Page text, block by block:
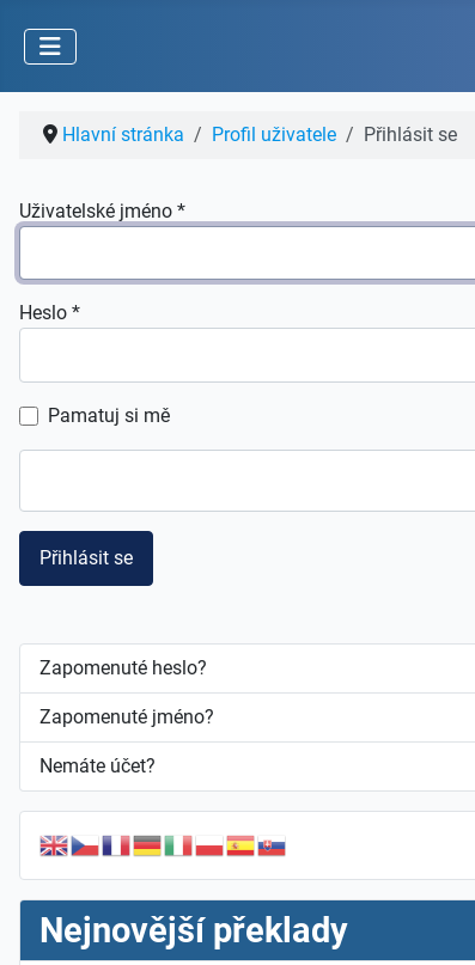
Hlavní stránka Profil uživatele Přihlásit se
Uživatelské jméno *
Heslo *
Pamatuj si mě
Přihlásit se
Zapomenuté heslo?
Zapomenuté jméno?
Nemáte účet?
Nejnovější překlady